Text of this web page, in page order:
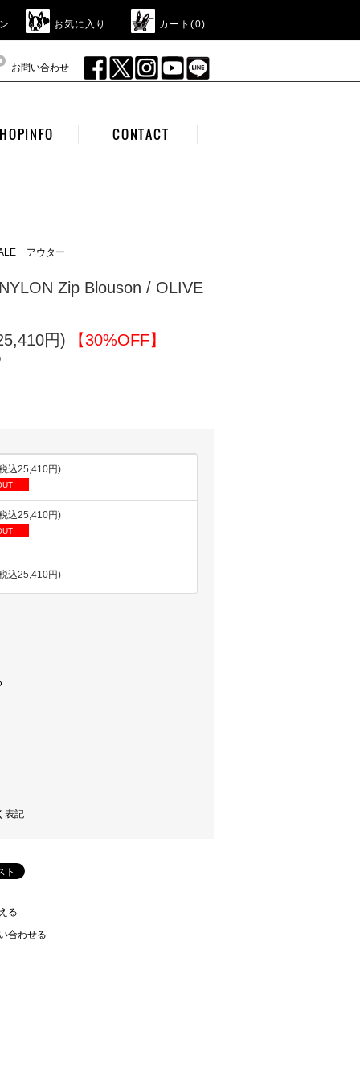
お気に入り カート(0)
お問い合わせ
CONTACT
アウター
Zip Blouson / OLIVE
円) 【30%OFF】
込25,410円)
込25,410円)
込25,410円)
表記
る
合わせる